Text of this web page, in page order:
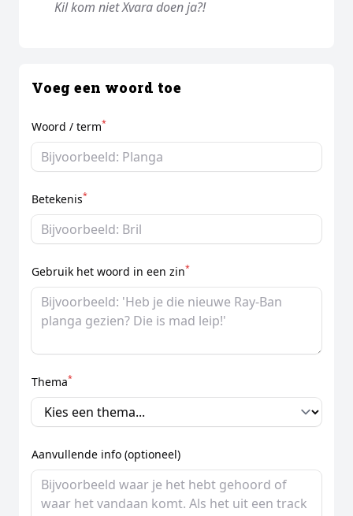
Kil kom niet Xvara doen ja?!
Voeg een woord toe
Woord / term*
Betekenis*
Gebruik het woord in een zin*
Thema*
Aanvullende info (optioneel)